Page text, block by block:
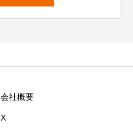
会社概要
X